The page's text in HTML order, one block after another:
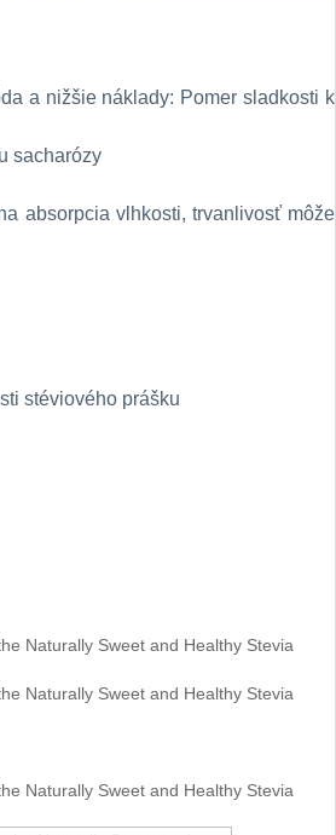
a nižšie náklady: Pomer sladkosti k
sacharózy
absorpcia vlhkosti, trvanlivosť môže
stéviového prášku